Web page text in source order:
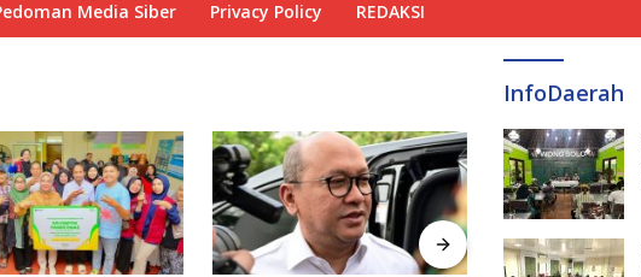
Media Siber Privacy Policy REDAKSI
InfoDaerah